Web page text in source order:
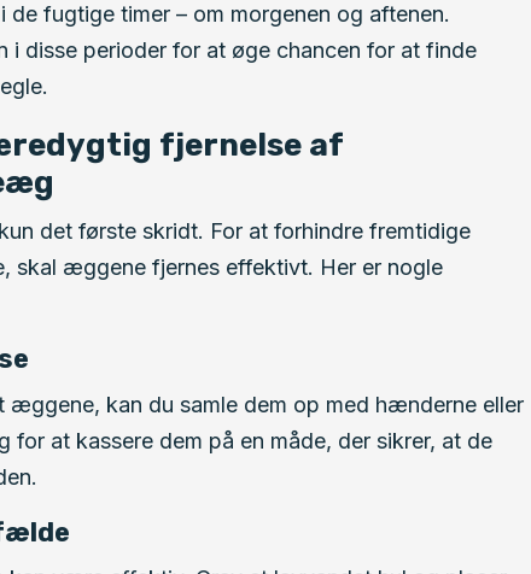
de fugtige timer – om morgenen og aftenen.
i disse perioder for at øge chancen for at finde
fjernelse af
det første skridt. For at forhindre fremtidige
skal æggene fjernes effektivt. Her er nogle
æggene, kan du samle dem op med hænderne eller
for at kassere dem på en måde, der sikrer, at de